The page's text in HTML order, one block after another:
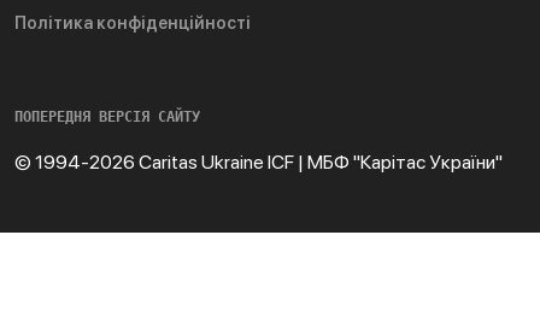
Політика конфіденційності
ПОПЕРЕДНЯ ВЕРСІЯ САЙТУ
© 1994-2026 Caritas Ukraine ICF | МБФ "Карітас України"